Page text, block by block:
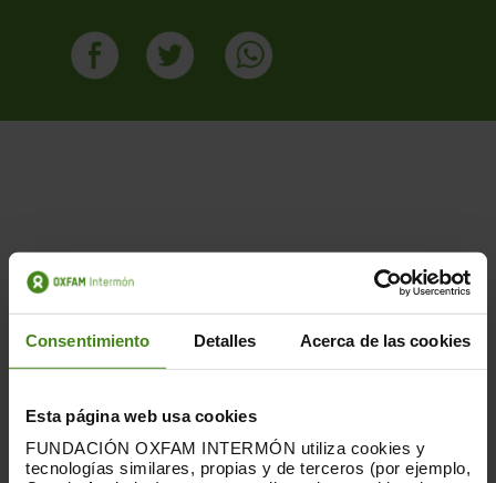
Consentimiento Detalles Acerca de las cookies
Esta página web usa cookies
FUNDACIÓN OXFAM INTERMÓN utiliza cookies y
tecnologías similares, propias y de terceros (por ejemplo,
Publicacions Relacionades